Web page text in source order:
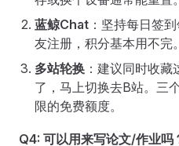
蓝鲸Chat ：坚持每日签
友注册，积分基本用不完。
多站轮换 ：建议同时收
了，马上切换去B站。三
限的免费额度。
Q4: 可以用来写论文/作业吗